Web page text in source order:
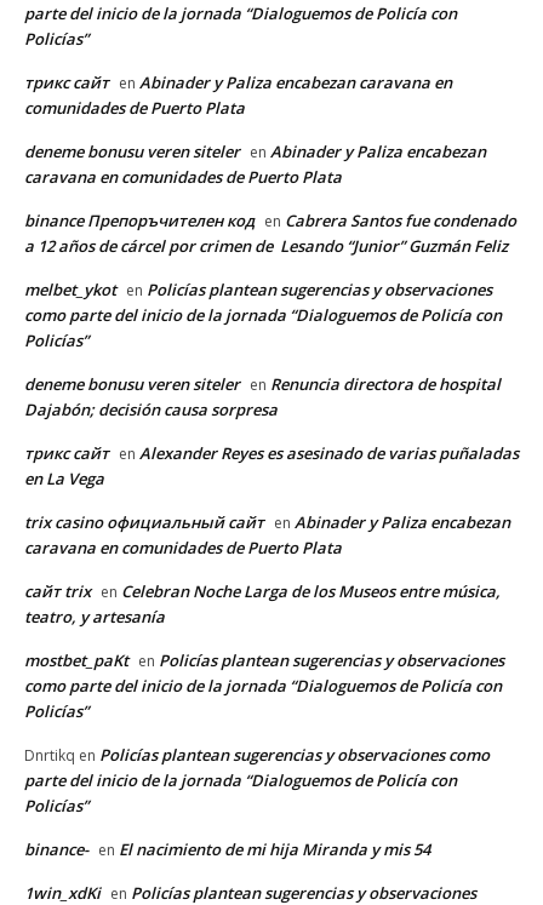
parte del inicio de la jornada “Dialoguemos de Policía con
Policías”
трикс сайт en Abinader y Paliza encabezan caravana en
comunidades de Puerto Plata
deneme bonusu veren siteler en Abinader y Paliza encabezan
caravana en comunidades de Puerto Plata
binance Препоръчителен код en Cabrera Santos fue condenado
a 12 años de cárcel por crimen de Lesando “Junior” Guzmán Feliz
melbet_ykot en Policías plantean sugerencias y observaciones
como parte del inicio de la jornada “Dialoguemos de Policía con
Policías”
deneme bonusu veren siteler en Renuncia directora de hospital
Dajabón; decisión causa sorpresa
трикс сайт en Alexander Reyes es asesinado de varias puñaladas
en La Vega
trix casino официальный сайт en Abinader y Paliza encabezan
caravana en comunidades de Puerto Plata
сайт trix en Celebran Noche Larga de los Museos entre música,
teatro, y artesanía
mostbet_paKt en Policías plantean sugerencias y observaciones
como parte del inicio de la jornada “Dialoguemos de Policía con
Policías”
Dnrtikq en Policías plantean sugerencias y observaciones como
parte del inicio de la jornada “Dialoguemos de Policía con
Policías”
binance- en El nacimiento de mi hija Miranda y mis 54
1win_xdKi en Policías plantean sugerencias y observaciones